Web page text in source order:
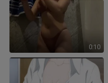
0:10